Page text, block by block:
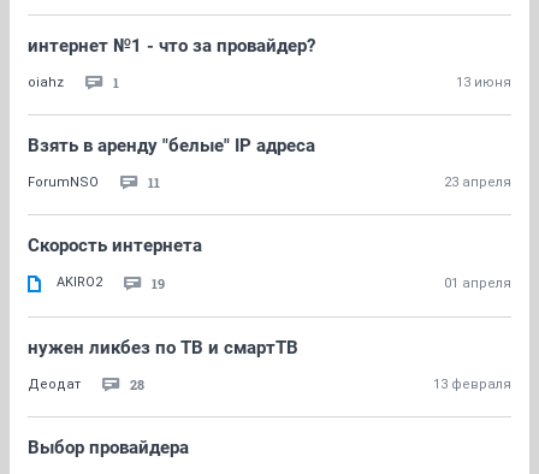
интернет №1 - что за провайдер?
oiahz 1 13 июня
Взять в аренду "белые" IP адреса
ForumNSO 11 23 апреля
Скорость интернета
AKIRO2 19 01 апреля
нужен ликбез по ТВ и смартТВ
Деодат 28 13 февраля
Выбор провайдера